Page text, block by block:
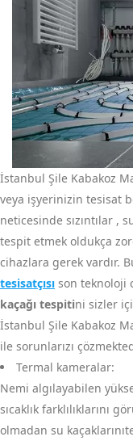
İstanbul Şile Kabakoz
veya işyerinizin tesisat
neticesinde sızıntılar ,
tespit etmek oldukça
cihazlara gerek vardır.
tesisatçısı son teknoloji
kaçağı tespitini sizler
İstanbul Şile Kabakoz
ile sorunlarızı
Termal kameralar:
Nemi algılayabilen
sıcaklık farklılıklarını
olmadan su